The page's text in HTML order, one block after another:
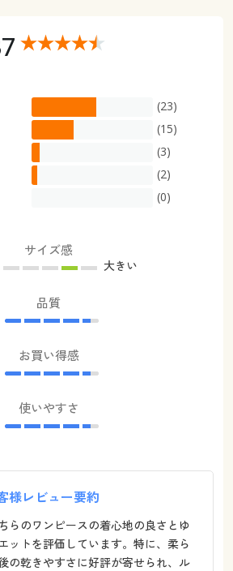
い合わせ
(23)
(15)
(3)
(2)
(0)
サイズ感
大きい
品質
お買い得感
使いやすさ
様レビュー要約
らのワンピースの着心地の良さとゆ
ットを評価しています。特に、柔ら
の乾きやすさに好評が寄せられ、ル